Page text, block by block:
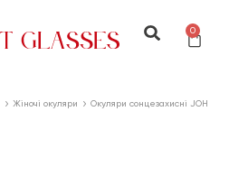
0
Жіночі окуляри Окуляри сонцезахисні JOH